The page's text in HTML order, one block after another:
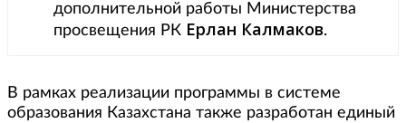
дополнительной работы Министерства
просвещения РК Ерлан Калмаков.
В рамках реализации программы в системе
образования Казахстана также разработан единый